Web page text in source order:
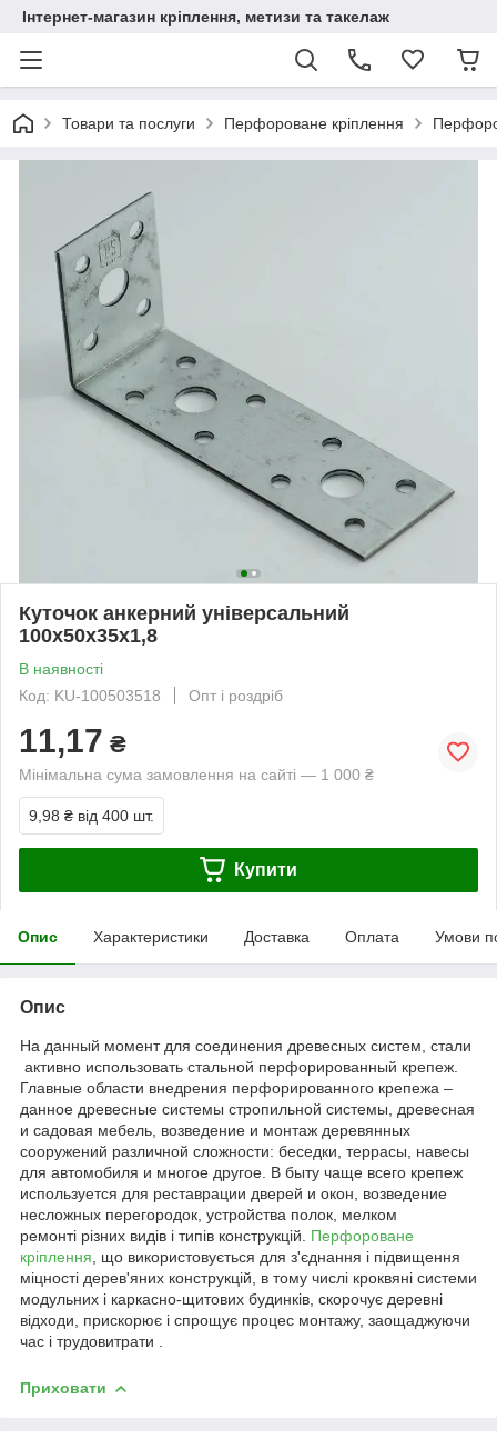
Інтернет-магазин кріплення, метизи та такелаж
Товари та послуги Перфороване кріплення
Куточок анкерний універсальний
100х50х35х1,8
В наявності
Код: KU-100503518
Опт і роздріб
11,17 ₴
Мінімальна сума замовлення на сайті — 1 000 ₴
9,98 ₴ від 400 шт.
Купити
Опис Характеристики Доставка Оплата Умови
Опис
На данный момент для соединения древесных систем, стали
активно использовать стальной перфорированный крепеж.
Главные области внедрения перфорированного крепежа –
данное древесные системы стропильной системы, древесная
и садовая мебель, возведение и монтаж деревянных
сооружений различной сложности: беседки, террасы, навесы
для автомобиля и многое другое. В быту чаще всего крепеж
используется для реставрации дверей и окон, возведение
несложных перегородок, устройства полок, мелком
ремонті різних видів і типів конструкцій. Перфороване
кріплення , що використовується для з'єднання і підвищення
міцності дерев'яних конструкцій, в тому числі кроквяні системи
модульних і каркасно-щитових будинків, скорочує деревні
відходи, прискорює і спрощує процес монтажу, заощаджуючи
час і трудовитрати .
Приховати